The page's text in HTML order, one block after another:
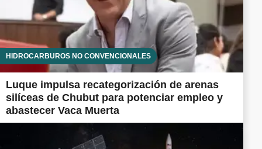
HIDROCARBUROS NO CONVENCIONALES
Luque impulsa recategorización de arenas
silíceas de Chubut para potenciar empleo y
abastecer Vaca Muerta